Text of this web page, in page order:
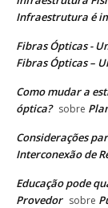
Infraestrutura é
Fibras Ópticas -
Fibras Ópticas –
Como mudar a
óptica? sobre
Considerações
Interconexão de
Educação pode
Provedor sobre